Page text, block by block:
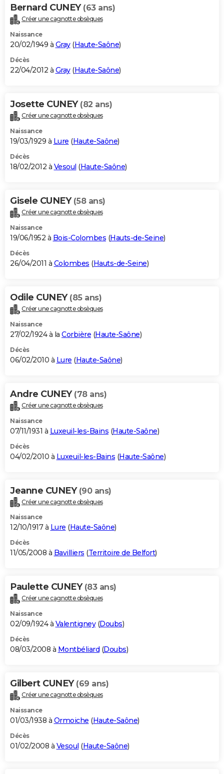
Bernard CUNEY (63 ans)
Créer une cagnotte obsèques
Naissance
20/02/1949 à Gray(Haute-Saône)
Décès
22/04/2012 à Gray(Haute-Saône)
Josette CUNEY (82 ans)
Créer une cagnotte obsèques
Naissance
19/03/1929 à Lure (Haute-Saône)
Décès
18/02/2012 à Vesoul (Haute-Saône)
Gisele CUNEY (58 ans)
Créer une cagnotte obsèques
Naissance
19/06/1952 à Bois-Colombes (Hauts-de-Seine)
Décès
26/04/2011 à Colombes (Hauts-de-Seine)
Odile CUNEY (85 ans)
Créer une cagnotte obsèques
Naissance
27/02/1924 à la Corbière (Haute-Saône)
Décès
06/02/2010 à Lure (Haute-Saône)
Andre CUNEY (78 ans)
Créer une cagnotte obsèques
Naissance
07/11/1931 à Luxeuil-les-Bains (Haute-Saône)
Décès
04/02/2010 à Luxeuil-les-Bains (Haute-Saône)
Jeanne CUNEY (90 ans)
Créer une cagnotte obsèques
Naissance
12/10/1917 à Lure (Haute-Saône)
Décès
11/05/2008 à Bavilliers (Territoire de Belfort)
Paulette CUNEY (83 ans)
Créer une cagnotte obsèques
Naissance
02/09/1924 à Valentigney(Doubs)
Décès
08/03/2008 à Montbéliard (Doubs)
Gilbert CUNEY (69 ans)
Créer une cagnotte obsèques
Naissance
01/03/1938 à Ormoiche (Haute-Saône)
Décès
01/02/2008 à Vesoul (Haute-Saône)